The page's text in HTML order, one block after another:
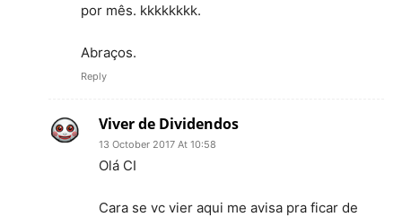
por mês. kkkkkkkk.
Abraços.
Reply
Viver de Dividendos
13 October 2017 At 10:58
Olá CI
Cara se vc vier aqui me avisa pra ficar de